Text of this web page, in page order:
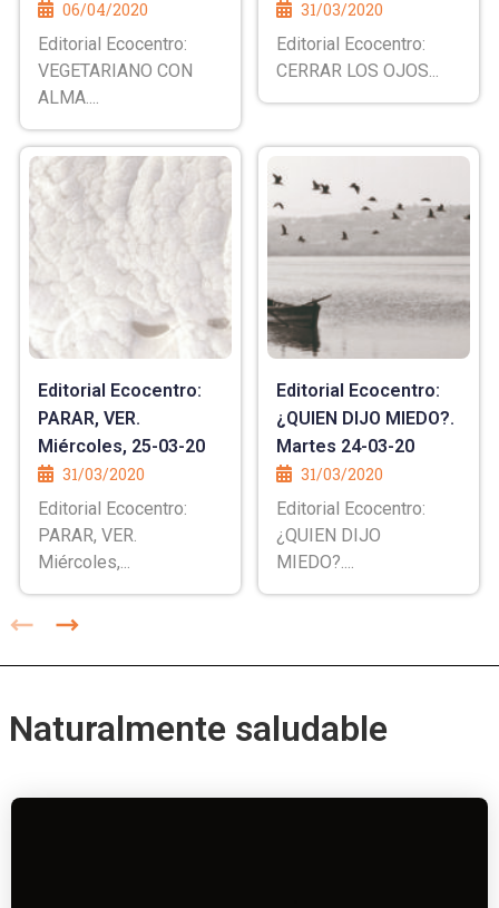
06/04/2020
Editorial Ecocentro:
VEGETARIANO CON
ALMA....
31/03/2020
Editorial Ecocentro:
CERRAR LOS OJOS...
Editorial Ecocentro:
PARAR, VER.
Miércoles, 25-03-20
31/03/2020
Editorial Ecocentro:
PARAR, VER.
Miércoles,...
Editorial Ecocentro:
¿QUIEN DIJO MIEDO?.
Martes 24-03-20
31/03/2020
Editorial Ecocentro:
¿QUIEN DIJO
MIEDO?....
Naturalmente saludable